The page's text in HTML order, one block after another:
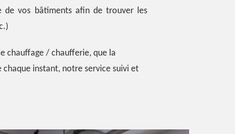
de vos bâtiments afin de trouver les
chauffage / chaufferie, que la
instant, notre service suivi et